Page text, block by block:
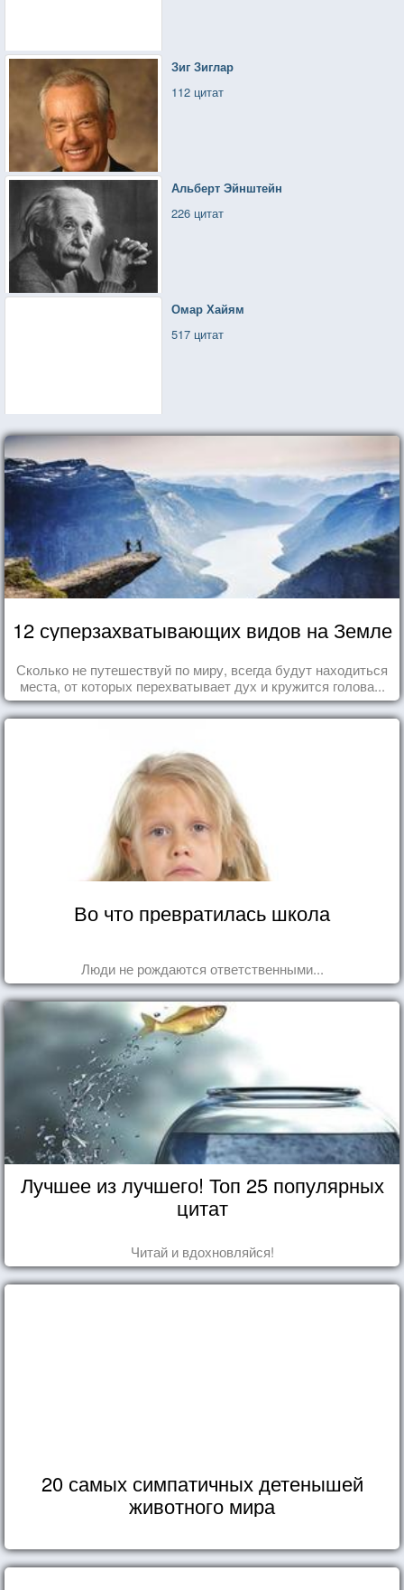
Зиг Зиглар
112 цитат
Альберт Эйнштейн
226 цитат
Омар Хайям
517 цитат
12 суперзахватывающих видов на Земле
Сколько не путешествуй по миру, всегда будут находиться
места, от которых перехватывает дух и кружится голова...
Во что превратилась школа
Люди не рождаются ответственными...
Лучшее из лучшего! Топ 25 популярных
цитат
Читай и вдохновляйся!
20 самых симпатичных детенышей
животного мира